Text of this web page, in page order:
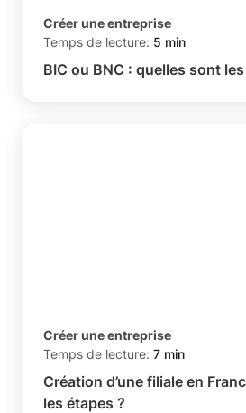
Créer une entreprise
Temps de lecture: 5 min
BIC ou BNC : quelles sont
Créer une entreprise
Temps de lecture: 7 min
Création d’une filiale en
les étapes ?